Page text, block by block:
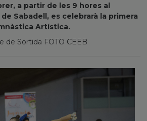
a partir de les 9 hores al
Sabadell, es celebrarà la primera
Artística.
de Sortida FOTO CEEB